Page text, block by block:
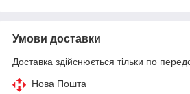
Умови доставки
Доставка здійснюється тільки по
Нова Пошта